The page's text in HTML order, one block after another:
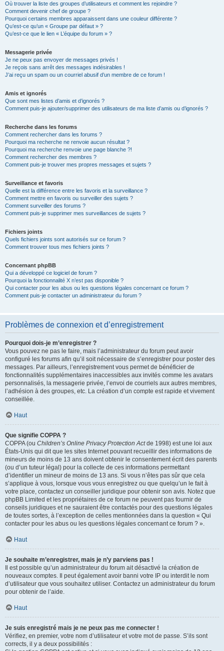
Où trouver la liste des groupes d’utilisateurs et comment les rejoindre ?
Comment devenir chef de groupe ?
Pourquoi certains membres apparaissent dans une couleur différente ?
Qu’est-ce qu’un « Groupe par défaut » ?
Qu’est-ce que le lien « L’équipe du forum » ?
Messagerie privée
Je ne peux pas envoyer de messages privés !
Je reçois sans arrêt des messages indésirables !
J’ai reçu un spam ou un courriel abusif d’un membre de ce forum !
Amis et ignorés
Que sont mes listes d’amis et d’ignorés ?
Comment puis-je ajouter/supprimer des utilisateurs de ma liste d’amis ou d’ignorés ?
Recherche dans les forums
Comment rechercher dans les forums ?
Pourquoi ma recherche ne renvoie aucun résultat ?
Pourquoi ma recherche renvoie une page blanche ?!
Comment rechercher des membres ?
Comment puis-je trouver mes propres messages et sujets ?
Surveillance et favoris
Quelle est la différence entre les favoris et la surveillance ?
Comment mettre en favoris ou surveiller des sujets ?
Comment surveiller des forums ?
Comment puis-je supprimer mes surveillances de sujets ?
Fichiers joints
Quels fichiers joints sont autorisés sur ce forum ?
Comment trouver tous mes fichiers joints ?
Concernant phpBB
Qui a développé ce logiciel de forum ?
Pourquoi la fonctionnalité X n’est pas disponible ?
Qui contacter pour les abus ou les questions légales concernant ce forum ?
Comment puis-je contacter un administrateur du forum ?
Problèmes de connexion et d’enregistrement
Pourquoi dois-je m’enregistrer ?
Vous pouvez ne pas le faire, mais l’administrateur du forum peut avoir
configuré les forums afin qu’il soit nécessaire de s’enregistrer pour poster des
messages. Par ailleurs, l’enregistrement vous permet de bénéficier de
fonctionnalités supplémentaires inaccessibles aux invités comme les avatars
personnalisés, la messagerie privée, l’envoi de courriels aux autres membres,
l’adhésion à des groupes, etc. La création d’un compte est rapide et vivement
conseillée.
Haut
Que signifie COPPA ?
COPPA (ou Children’s Online Privacy Protection Actde 1998) est une loi aux
États-Unis qui dit que les sites Internet pouvant recueillir des informations de
mineurs de moins de 13 ans doivent obtenir le consentement écrit des parents
(ou d’un tuteur légal) pour la collecte de ces informations permettant
d’identifier un mineur de moins de 13 ans. Si vous n’êtes pas sûr que cela
s’applique à vous, lorsque vous vous enregistrez ou que quelqu’un le fait à
votre place, contactez un conseiller juridique pour obtenir son avis. Notez que
phpBB Limited et les propriétaires de ce forum ne peuvent pas fournir de
conseils juridiques et ne sauraient être contactés pour des questions légales
de toutes sortes, à l’exception de celles mentionnées dans la question « Qui
contacter pour les abus ou les questions légales concernant ce forum ? ».
Haut
Je souhaite m’enregistrer, mais je n’y parviens pas !
Il est possible qu’un administrateur du forum ait désactivé la création de
nouveaux comptes. Il peut également avoir banni votre IP ou interdit le nom
d’utilisateur que vous souhaitez utiliser. Contactez un administrateur du forum
pour obtenir de l’aide.
Haut
Je suis enregistré mais je ne peux pas me connecter !
Vérifiez, en premier, votre nom d’utilisateur et votre mot de passe. S’ils sont
corrects, il y a deux possibilités :